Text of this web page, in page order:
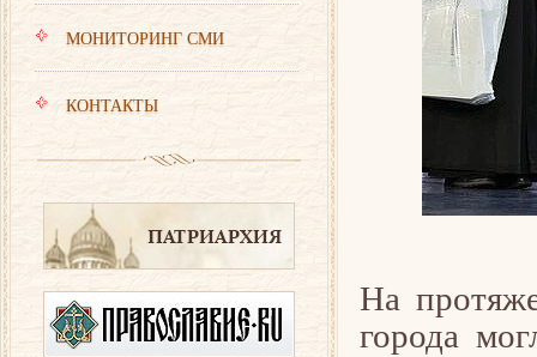
МОНИТОРИНГ СМИ
КОНТАКТЫ
На
города